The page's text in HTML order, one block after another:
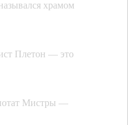
храмом
Плетон — это
Мистры —